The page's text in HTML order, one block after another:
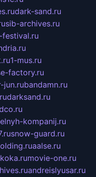
dark-sand.ru
sib-archives.ru
festival.ru
1-mus.ru
factory.ru
jun.rubandamn.ru
darksand.ru
kompanij.ru
snow-guard.ru
aalse.ru
movie-one.ru
andreislyusar.ru